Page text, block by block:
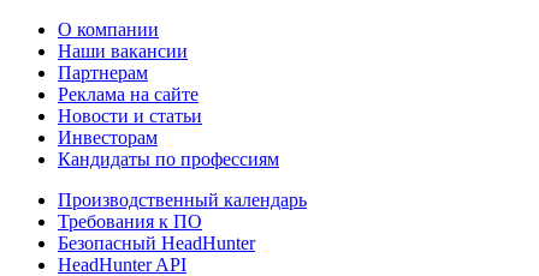
О компании
Наши вакансии
Партнерам
Реклама на сайте
Новости и статьи
Инвесторам
Кандидаты по профессиям
Производственный календарь
Требования к ПО
Безопасный HeadHunter
HeadHunter API